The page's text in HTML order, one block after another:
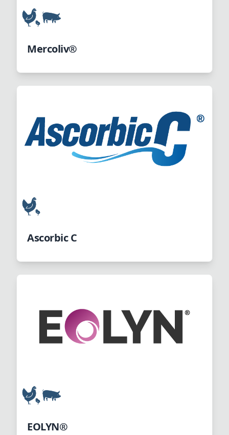
Mercoliv®
Ascorbic C
EOLYN®